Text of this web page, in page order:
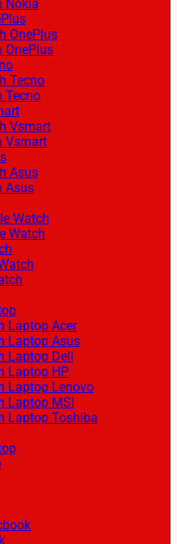
Nokia
OnePlus
OnePlus
Tecno
Tecno
Vsmart
Vsmart
Asus
Asus
Watch
Watch
Laptop Acer
Laptop Asus
Laptop Dell
Laptop HP
Laptop Lenovo
Laptop MSI
Laptop Toshiba